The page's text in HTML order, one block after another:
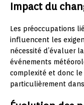
Impact du
Les préoccupations
influencent les
nécessité d’évaluer
événements
complexité et donc
particulièrement